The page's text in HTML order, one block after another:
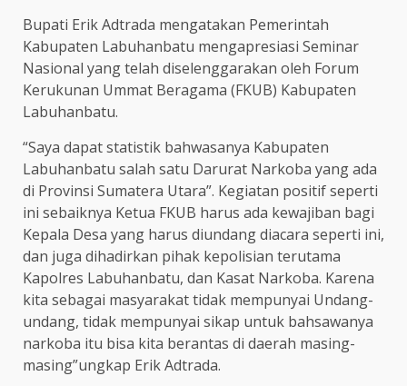
Bupati Erik Adtrada mengatakan Pemerintah
Kabupaten Labuhanbatu mengapresiasi Seminar
Nasional yang telah diselenggarakan oleh Forum
Kerukunan Ummat Beragama (FKUB) Kabupaten
Labuhanbatu.
“Saya dapat statistik bahwasanya Kabupaten
Labuhanbatu salah satu Darurat Narkoba yang ada
di Provinsi Sumatera Utara”. Kegiatan positif seperti
ini sebaiknya Ketua FKUB harus ada kewajiban bagi
Kepala Desa yang harus diundang diacara seperti ini,
dan juga dihadirkan pihak kepolisian terutama
Kapolres Labuhanbatu, dan Kasat Narkoba. Karena
kita sebagai masyarakat tidak mempunyai Undang-
undang, tidak mempunyai sikap untuk bahsawanya
narkoba itu bisa kita berantas di daerah masing-
masing”ungkap Erik Adtrada.